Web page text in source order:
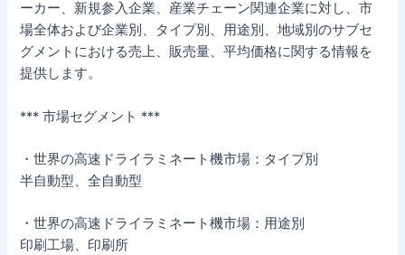
ーカー、新規参入企業、産業チェーン関連企業に対し、市
場全体および企業別、タイプ別、用途別、地域別のサブセ
グメントにおける売上、販売量、平均価格に関する情報を
提供します。
*** 市場セグメント ***
・世界の高速ドライラミネート機市場：タイプ別
半自動型、全自動型
・世界の高速ドライラミネート機市場：用途別
印刷工場、印刷所